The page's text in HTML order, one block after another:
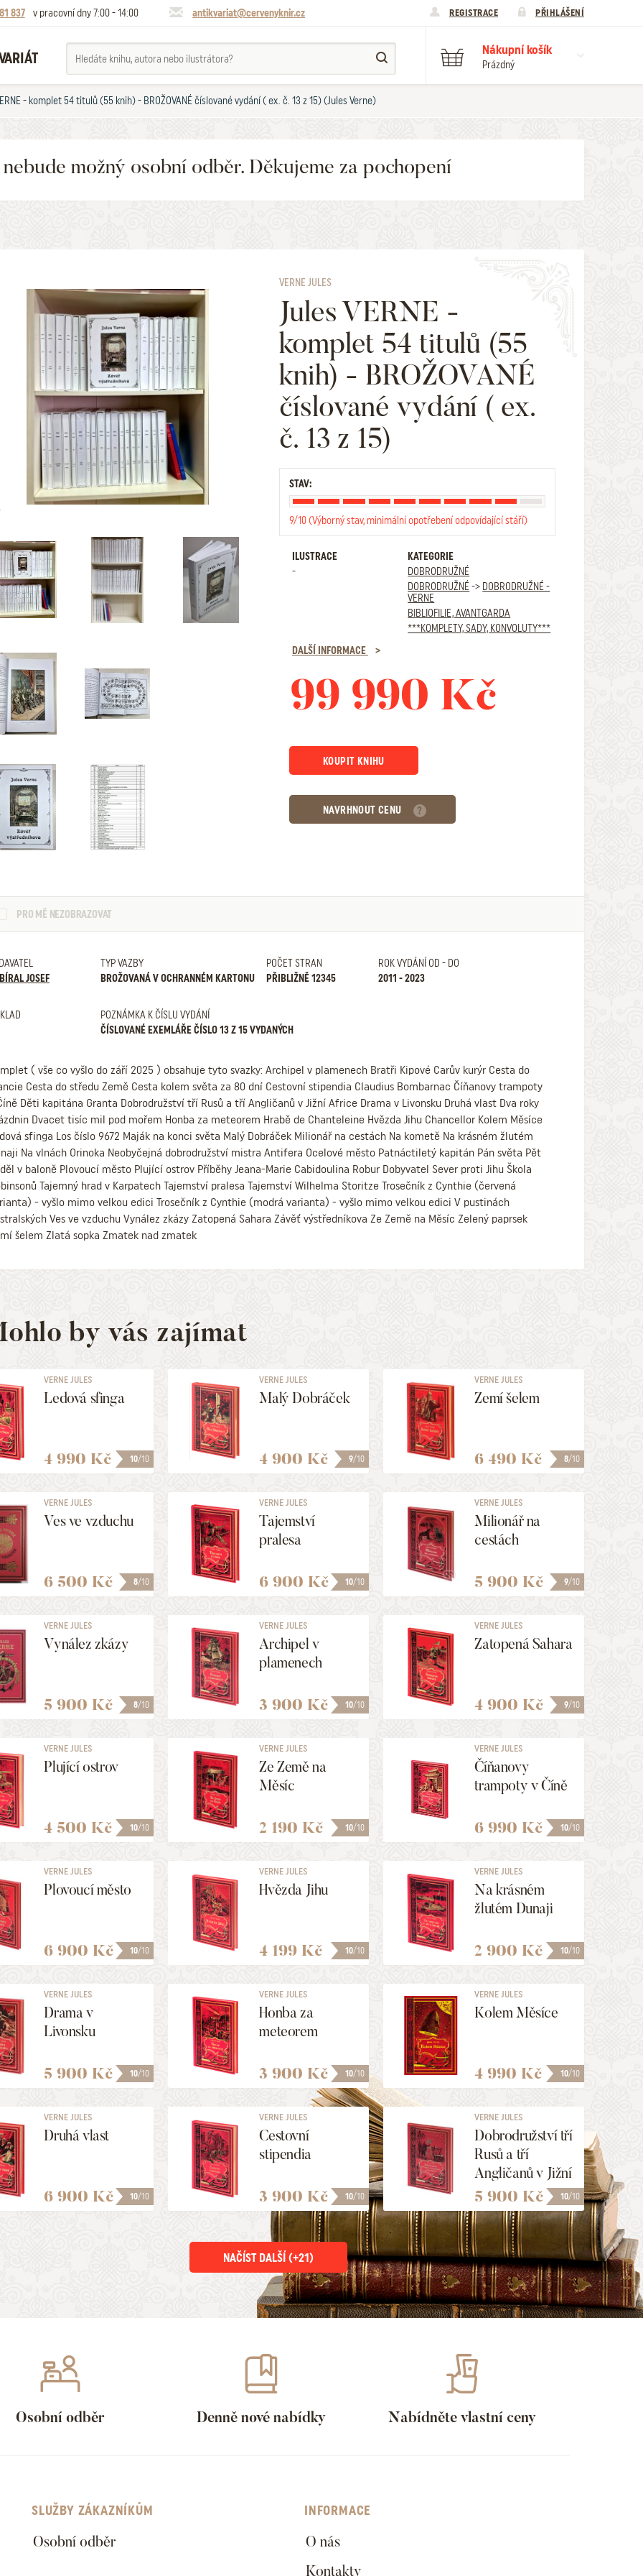
837 v pracovní dny 7:00 - 14:00 antikvariat@cervenyknir.cz REGISTRACE PŘIHLÁŠENÍ
Nákupní košík
Prázdný
- komplet 54 titulů (55 knih) - BROŽOVANÉ číslované vydání ( ex. č. 13 z 15) (Jules Verne)
možný osobní odběr. Děkujeme za pochopení
VERNE JULES
Jules VERNE -
komplet 54 titulů (55
knih) - BROŽOVANÉ
číslované vydání ( ex.
č. 13 z 15)
STAV:
9/10 (Výborný stav, minimální opotřebení odpovídající stáří)
ILUSTRACE
-
KATEGORIE
DOBRODRUŽNÉ
DOBRODRUŽNÉ -> DOBRODRUŽNÉ -
VERNE
BIBLIOFILIE, AVANTGARDA
***KOMPLETY, SADY, KONVOLUTY***
DALŠÍ INFORMACE
99 990 Kč
KOUPIT KNIHU
NAVRHNOUT CENU
PRO MĚ NEZOBRAZOVAT
JOSEF
TYP VAZBY
BROŽOVANÁ V OCHRANNÉM KARTONU
POČET STRAN
PŘIBLIŽNĚ 12345
ROK VYDÁNÍ OD - DO
2011 - 2023
POZNÁMKA K ČÍSLU VYDÁNÍ
ČÍSLOVANÉ EXEMLÁŘE ČÍSLO 13 Z 15 VYDANÝCH
( vše co vyšlo do září 2025 ) obsahuje tyto svazky: Archipel v plamenech Bratři Kipové Carův kurýr Cesta do
Cesta do středu Země Cesta kolem světa za 80 dní Cestovní stipendia Claudius Bombarnac Číňanovy trampoty
Děti kapitána Granta Dobrodružství tří Rusů a tří Angličanů v Jižní Africe Drama v Livonsku Druhá vlast Dva roky
Dvacet tisíc mil pod mořem Honba za meteorem Hrabě de Chanteleine Hvězda Jihu Chancellor Kolem Měsíce
sfinga Los číslo 9672 Maják na konci světa Malý Dobráček Milionář na cestách Na kometě Na krásném žlutém
Na vlnách Orinoka Neobyčejná dobrodružství mistra Antifera Ocelové město Patnáctiletý kapitán Pán světa Pět
v baloně Plovoucí město Plující ostrov Příběhy Jeana-Marie Cabidoulina Robur Dobyvatel Sever proti Jihu Škola
Tajemný hrad v Karpatech Tajemství pralesa Tajemství Wilhelma Storitze Trosečník z Cynthie (červená
- vyšlo mimo velkou edici Trosečník z Cynthie (modrá varianta) - vyšlo mimo velkou edici V pustinách
Ves ve vzduchu Vynález zkázy Zatopená Sahara Závěť výstředníkova Ze Země na Měsíc Zelený paprsek
šelem Zlatá sopka Zmatek nad zmatek
by vás zajímat
10/10
VERNE JULES
Ledová sfinga
4 990 Kč 9/10
VERNE JULES
Malý Dobráček
4 900 Kč 8/10
VERNE JULES
Zemí šelem
6 490 Kč
8/10
VERNE JULES
Ves ve vzduchu
6 500 Kč 10/10
VERNE JULES
Tajemství
pralesa
6 900 Kč 9/10
VERNE JULES
Milionář na
cestách
5 900 Kč
8/10
VERNE JULES
Vynález zkázy
5 900 Kč 10/10
VERNE JULES
Archipel v
plamenech
3 900 Kč 9/10
VERNE JULES
Zatopená Sahara
4 900 Kč
10/10
VERNE JULES
Plující ostrov
4 500 Kč 10/10
VERNE JULES
Ze Země na
Měsíc
2 190 Kč 10/10
VERNE JULES
Číňanovy
trampoty v Číně
6 990 Kč
10/10
VERNE JULES
Plovoucí město
6 900 Kč 10/10
VERNE JULES
Hvězda Jihu
4 199 Kč 10/10
VERNE JULES
Na krásném
žlutém Dunaji
2 900 Kč
10/10
VERNE JULES
Drama v
Livonsku
5 900 Kč 10/10
VERNE JULES
Honba za
meteorem
3 900 Kč 10/10
VERNE JULES
Kolem Měsíce
4 990 Kč
10/10
VERNE JULES
Druhá vlast
6 900 Kč 10/10
VERNE JULES
Cestovní
stipendia
3 900 Kč 10/10
VERNE JULES
Dobrodružství tří
Rusů a tří
Angličanů v Jižní
Africe
5 900 Kč
NAČÍST DALŠÍ (+21)
Osobní odběr Denně nové nabídky Nabídněte vlastní ceny
SLUŽBY ZÁKAZNÍKŮM
Osobní odběr
INFORMACE
O nás
Kontakty